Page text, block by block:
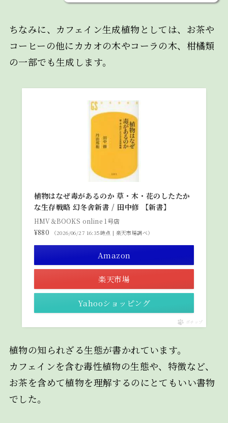
ちなみに、カフェイン生成植物としては、お茶や
コーヒーの他にカカオの木やコーラの木、柑橘類
の一部でも生成します。
植物はなぜ毒があるのか 草・木・花のしたたか
な生存戦略 幻冬舎新書 / 田中修 【新書】
HMV＆BOOKS online 1号店
¥880
（2026/06/27 16:35時点 | 楽天市場調べ）
Amazon
楽天市場
Yahooショッピング
ポチップ
植物の知られざる生態が書かれています。
カフェインを含む毒性植物の生態や、特徴など、
お茶を含めて植物を理解するのにとてもいい書物
でした。